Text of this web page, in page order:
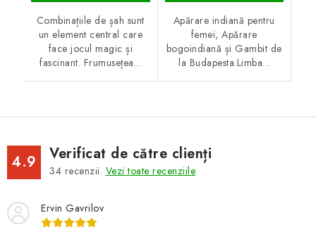
Combinațiile de șah sunt
un element central care
face jocul magic și
fascinant. Frumusețea...
Apărare indiană pentru
femei, Apărare
bogoindiană și Gambit de
la Budapesta.Limba...
4.9 Verificat de către clienți
34 recenzii. Vezi toate recenziile
Ervin Gavrilov